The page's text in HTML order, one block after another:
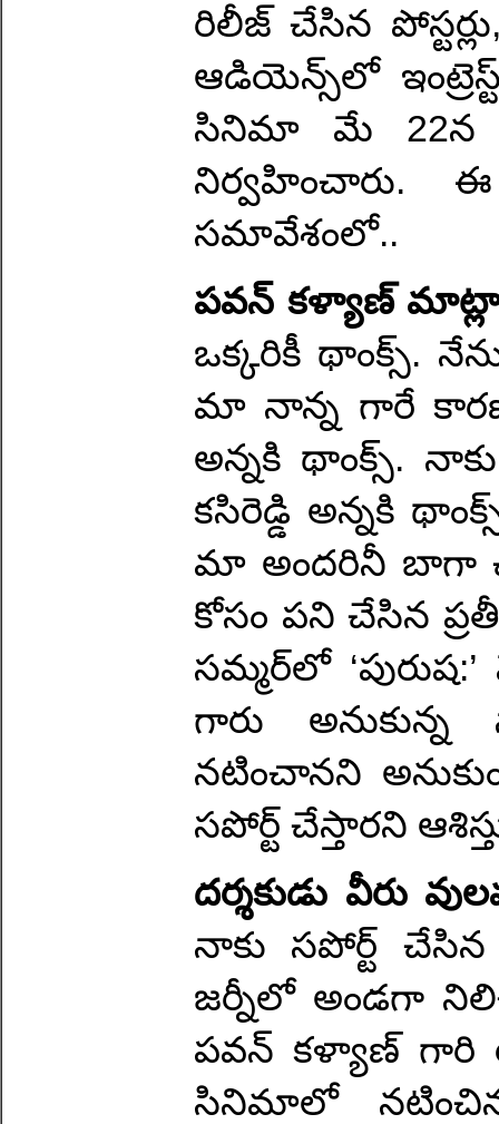
రిలీజ్ చేసిన
ఆడియెన్స్‌లో
సినిమా మే 22న
సమావేశంలో..
పవన్ కళ్యాణ్
ఒక్కరికీ థాంక్స్.
మా నాన్న గారే
అన్నకి థాంక్స్.
కసిరెడ్డి అన్నకి
మా అందరినీ బాగా
కోసం పని చేసిన
సమ్మర్‌లో
గారు
నటించానని
సపోర్ట్ చేస్తారని
దర్శకుడు వీరు
నాకు సపోర్ట్
జర్నీలో అండగా
పవన్ కళ్యాణ్ గారి
సినిమాలో